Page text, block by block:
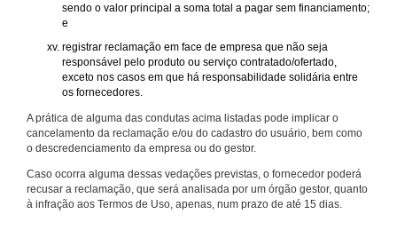
sendo o valor principal a soma total a pagar sem financiamento;
e
registrar reclamação em face de empresa que não seja
responsável pelo produto ou serviço contratado/ofertado,
exceto nos casos em que há responsabilidade solidária entre
os fornecedores.
A prática de alguma das condutas acima listadas pode implicar o
cancelamento da reclamação e/ou do cadastro do usuário, bem como
o descredenciamento da empresa ou do gestor.
Caso ocorra alguma dessas vedações previstas, o fornecedor poderá
recusar a reclamação, que será analisada por um órgão gestor, quanto
à infração aos Termos de Uso, apenas, num prazo de até 15 dias.